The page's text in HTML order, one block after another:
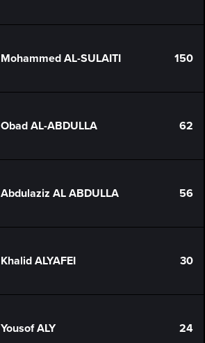
Mohammed AL-SULAITI 150
Obad AL-ABDULLA 62
Abdulaziz AL ABDULLA 56
Khalid ALYAFEI 30
Yousof ALY 24